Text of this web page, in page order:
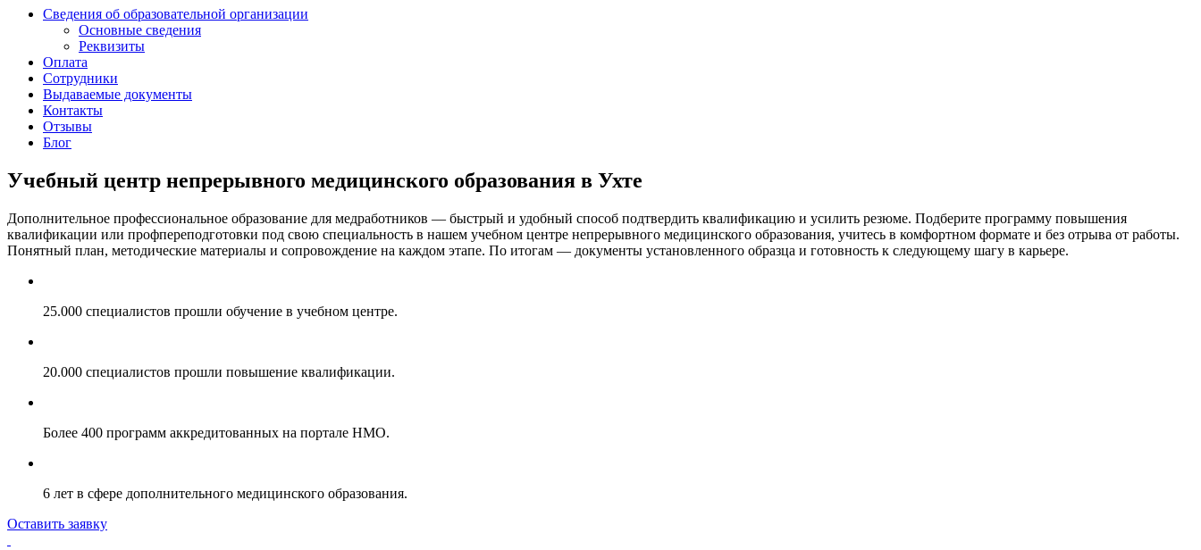
Сведения об образовательной организации
Основные сведения
Реквизиты
Оплата
Сотрудники
Выдаваемые документы
Контакты
Отзывы
Блог
Учебный центр непрерывного медицинского образования в Ухте
Дополнительное профессиональное образование для медработников — быстрый и удобный способ подтвердить квалификацию и усилить резюме. Подберите программу повышения
квалификации или профпереподготовки под свою специальность в нашем учебном центре непрерывного медицинского образования, учитесь в комфортном формате и без отрыва от работы.
Понятный план, методические материалы и сопровождение на каждом этапе. По итогам — документы установленного образца и готовность к следующему шагу в карьере.
25.000 специалистов прошли обучение в учебном центре.
20.000 специалистов прошли повышение квалификации.
Более 400 программ аккредитованных на портале НМО.
6 лет в сфере дополнительного медицинского образования.
Оставить заявку